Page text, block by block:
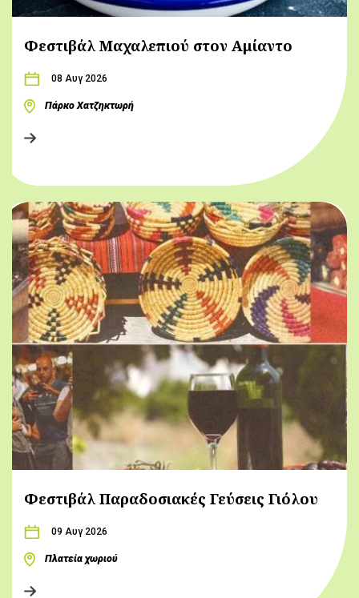
Φεστιβάλ Μαχαλεπιού στον Αμίαντο
08 Αυγ 2026
Πάρκο Χατζηκτωρή
Φεστιβάλ Παραδοσιακές Γεύσεις Γιόλου
09 Αυγ 2026
Πλατεία χωριού